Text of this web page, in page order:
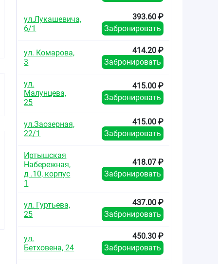
ул.Лукашевича,
6/1
393.60 ₽
Забронировать
ул. Комарова,
3
414.20 ₽
Забронировать
ул.
Малунцева,
25
415.00 ₽
Забронировать
ул.Заозерная,
22/1
415.00 ₽
Забронировать
Иртышская
Набережная,
д .10, корпус
1
418.07 ₽
Забронировать
ул. Гуртьева,
25
437.00 ₽
Забронировать
ул.
Бетховена, 24
450.30 ₽
Забронировать